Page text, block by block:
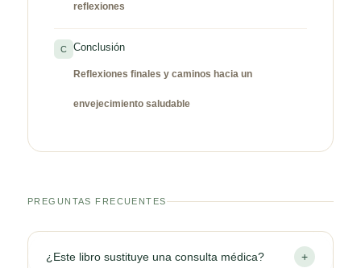
reflexiones
C Conclusión
Reflexiones finales y caminos hacia un
envejecimiento saludable
PREGUNTAS FRECUENTES
¿Este libro sustituye una consulta médica? +